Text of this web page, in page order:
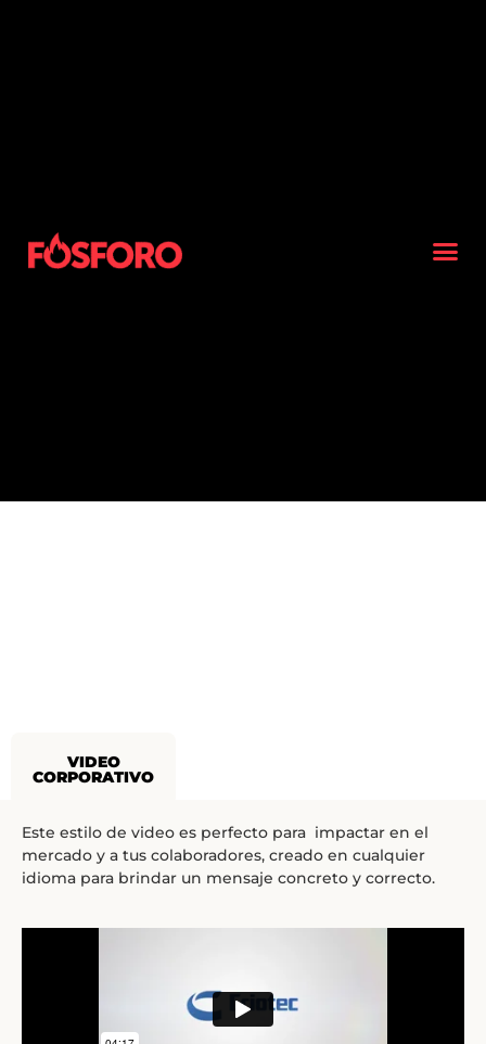
VIDEO
CORPORATIVO
Este estilo de video es perfecto para impactar en el
mercado y a tus colaboradores, creado en cualquier
idioma para brindar un mensaje concreto y correcto.